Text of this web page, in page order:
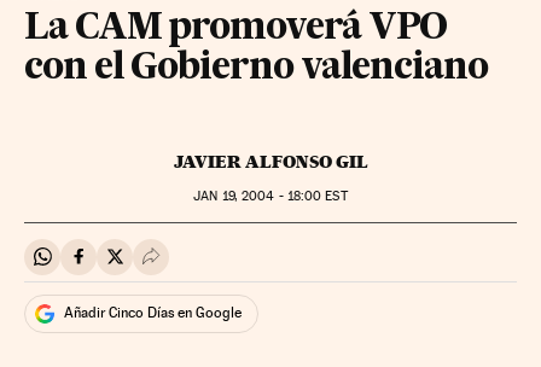
La CAM promoverá VPO
con el Gobierno valenciano
JAVIER ALFONSO GIL
JAN 19, 2004 - 18:00 EST
Compartir en Whatsapp
Compartir en Facebook
Compartir en Twitter
Desplegar Redes Sociales
Añadir Cinco Días en Google